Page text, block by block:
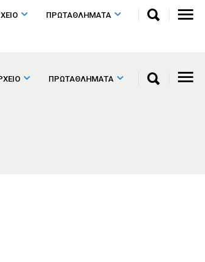
ΠΡΩΤΑΘΛΗΜΑΤΑ
ΠΡΩΤΑΘΛΗΜΑΤΑ